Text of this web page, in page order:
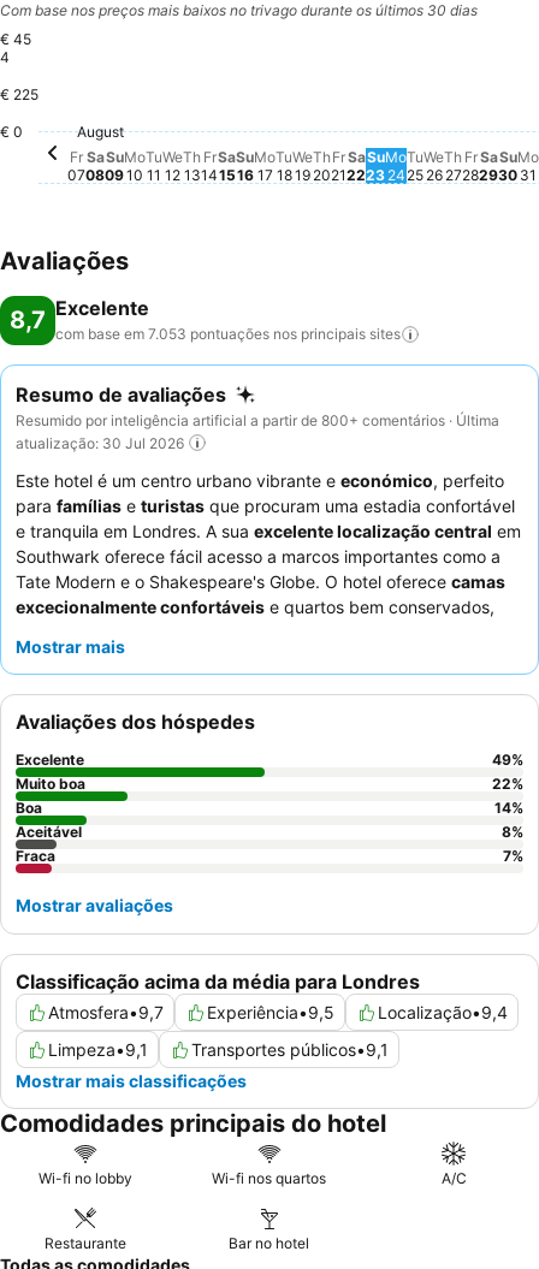
Com base nos preços mais baixos no trivago durante os últimos 30 dias
€ 45
4
€ 225
€ 0 Friday, August 07
€ 198
August
Fr
07
Saturday, August 08
€ 249
Sa
08
Sunday, August 09
€ 129
Su
09
Monday, August 10
€ 195
Mo
10
Tuesday, August 11
€ 227
Tu
11
Wednesday, August 12
€ 222
We
12
Thursday, August 13
€ 195
Th
13
Friday, August 14
€ 202
Fr
14
Sa
15
Sunday, August 16
Su
16
Monday, August 17
€ 169
Mo
17
Tuesday, August 18
€ 271
Tu
18
Wednesday, August 19
€ 246
We
19
Thursday, August 20
€ 205
Th
20
Friday, August 21
€ 218
Fr
21
Saturday, August 22
€ 240
Sa
22
Sunday, August
€ 129
Su
23
Monday,
€ 166
Mo
24
Tuesday,
€ 220
Tu
25
€ 199
We
26
Não há
Th
27
Friday,
€ 205
Fr
28
€ 221
Sa
29
Su
30
Mo
31
Avaliações
8,7 Excelente
com base em 7.053 pontuações nos principais sites
Resumo de avaliações
Resumido por inteligência artificial a partir de 800+ comentários · Última
atualização: 30 Jul 2026
Este hotel é um centro urbano vibrante e económico, perfeito
para famílias e turistas que procuram uma estadia confortável
e tranquila em Londres. A sua excelente localização central em
Southwark oferece fácil acesso a marcos importantes como a
Tate Modern e o Shakespeare's Globe. O hotel oferece camas
excecionalmente confortáveis e quartos bem conservados,
consistentemente os
qualidade/preço
, com uma vasta seleção, incluindo uma opção
de pequeno-almoço inglês completo. Para uma experiência
mais tranquila, os hóspedes recomendam pedir um quarto
virado para o jardim.
Mostrar mais
Classificação acima da média para Londres
Atmosfera•9,7 Experiência•9,5 Localização•9,4
Limpeza•9,1 Transportes públicos•9,1
Mostrar mais classificações
Avaliações dos hóspedes
Excelente 49%
Muito boa
22%
Boa
14%
Aceitável
8%
Fraca
7%
Mostrar avaliações
Comodidades principais do hotel
Wi-fi no lobby Wi-fi nos quartos A/C
Restaurante Bar no hotel